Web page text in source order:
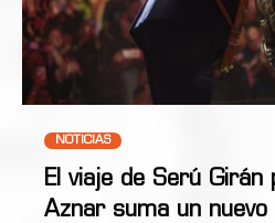
NOTICIAS
El viaje de Serú Girán
Aznar suma un nuevo